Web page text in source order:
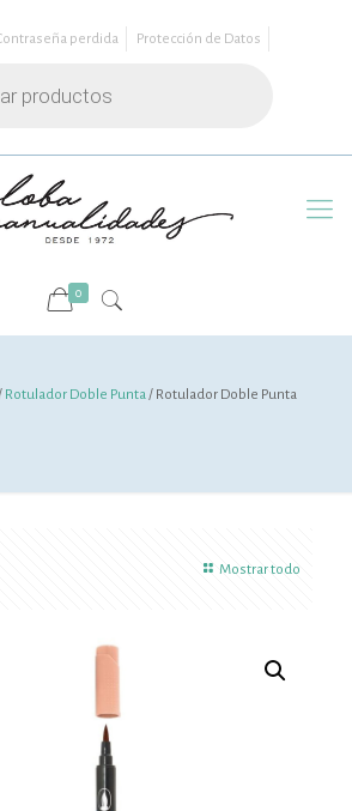
perdida
Protección de Datos
0
Rotulador Doble Punta/ Rotulador Doble Punta
Mostrar todo